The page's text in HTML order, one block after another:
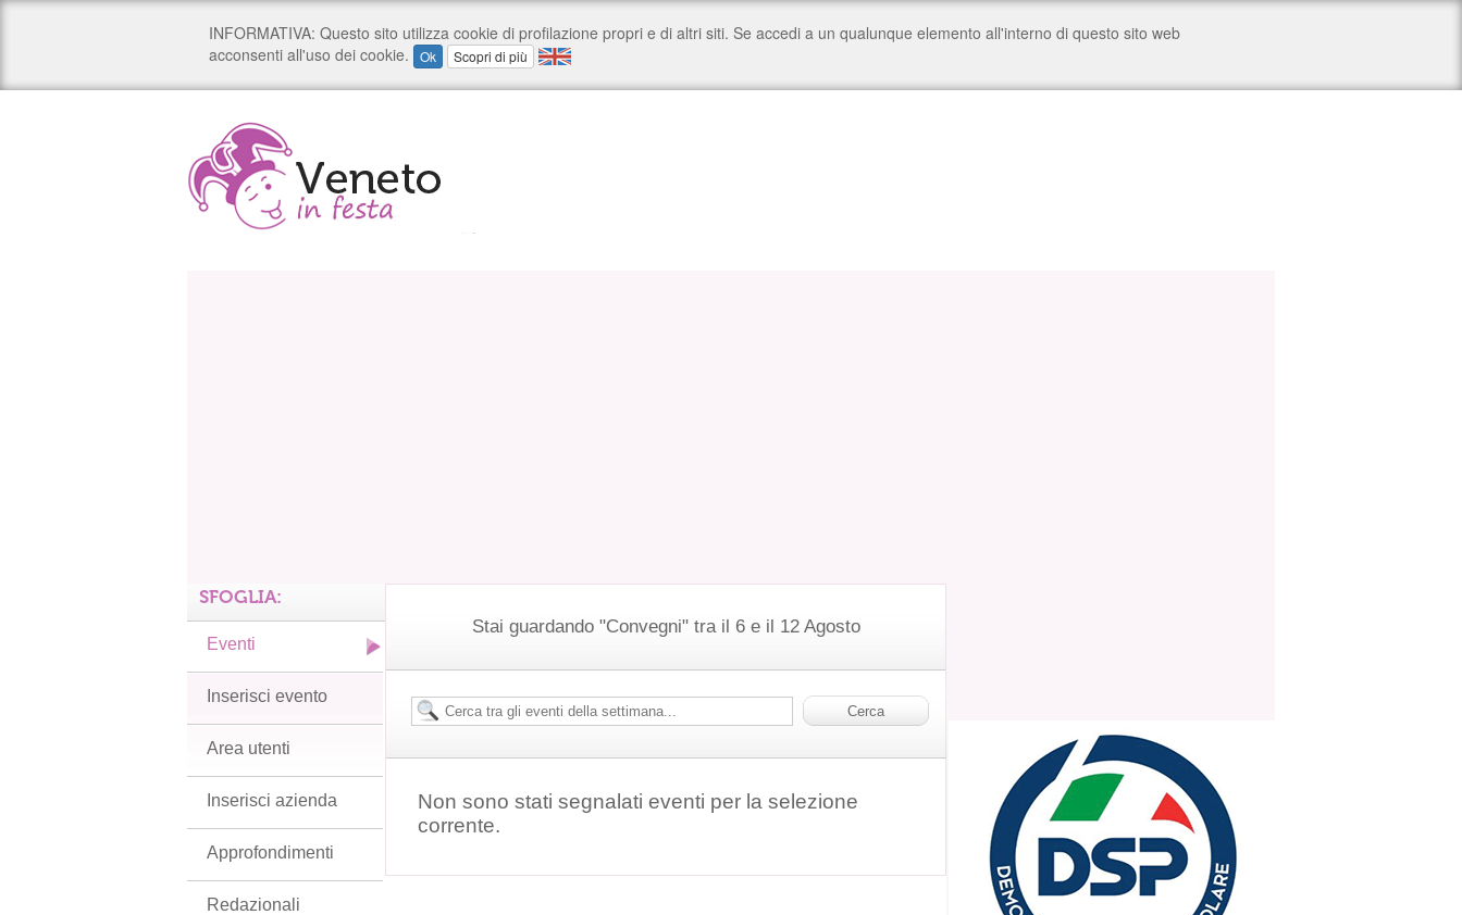
Stai guardando "Convegni" tra il 6 e il 12 Agosto
Non sono stati segnalati eventi per la selezione
corrente.
SFOGLIA:
Eventi
Inserisci evento
Area utenti
Inserisci azienda
Approfondimenti
Redazionali